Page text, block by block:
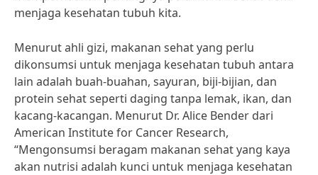
menjaga kesehatan tubuh kita.
Menurut ahli gizi, makanan sehat yang perlu
dikonsumsi untuk menjaga kesehatan tubuh antara
lain adalah buah-buahan, sayuran, biji-bijian, dan
protein sehat seperti daging tanpa lemak, ikan, dan
kacang-kacangan. Menurut Dr. Alice Bender dari
American Institute for Cancer Research,
“Mengonsumsi beragam makanan sehat yang kaya
akan nutrisi adalah kunci untuk menjaga kesehatan